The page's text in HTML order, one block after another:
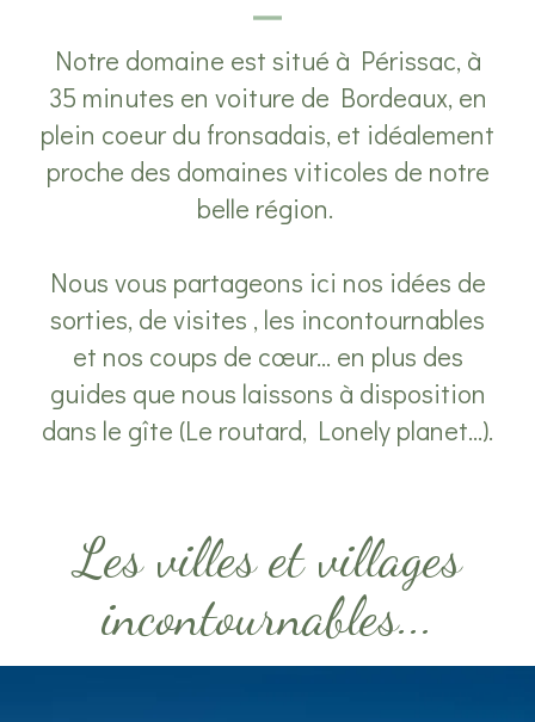
Notre domaine est situé à Périssac, à
35 minutes en voiture de Bordeaux, en
plein coeur du fronsadais, et idéalement
proche des domaines viticoles de notre
belle région.
Nous vous partageons ici nos idées de
sorties, de visites , les incontournables
et nos coups de cœur... en plus des
guides que nous laissons à disposition
dans le gîte (Le routard, Lonely planet...).
Les villes et villages
incontournables...